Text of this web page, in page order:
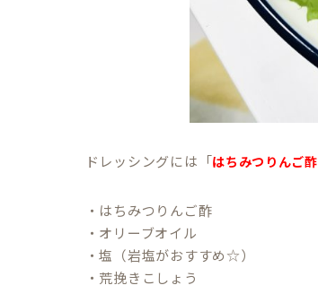
ドレッシングには「はちみつりんご酢
・はちみつりんご酢
・オリーブオイル
・塩（岩塩がおすすめ☆）
・荒挽きこしょう